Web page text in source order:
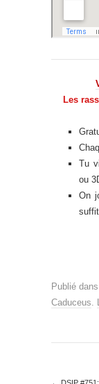
Les
Tu
ou
On
Publié dans
Caduceus
← DSIP